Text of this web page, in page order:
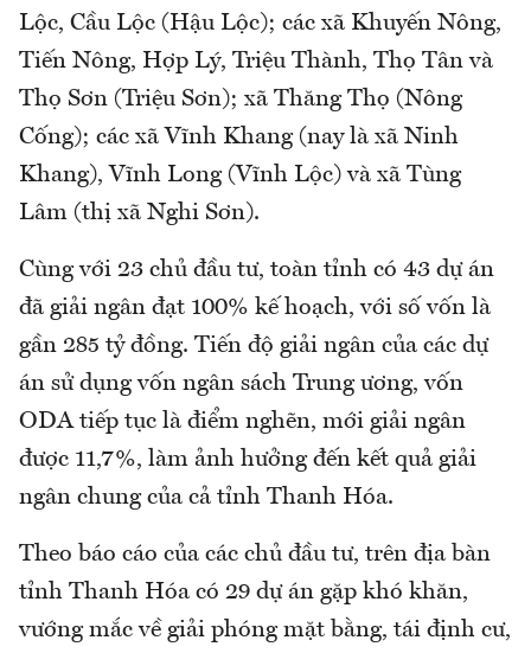
Lộc, Cầu Lộc (Hậu Lộc); các xã Khuyến Nông,
Tiến Nông, Hợp Lý, Triệu Thành, Thọ Tân và
Thọ Sơn (Triệu Sơn); xã Thăng Thọ (Nông
Cống); các xã Vĩnh Khang (nay là xã Ninh
Khang), Vĩnh Long (Vĩnh Lộc) và xã Tùng
Lâm (thị xã Nghi Sơn).
Cùng với 23 chủ đầu tư, toàn tỉnh có 43 dự án
đã giải ngân đạt 100% kế hoạch, với số vốn là
gần 285 tỷ đồng. Tiến độ giải ngân của các dự
án sử dụng vốn ngân sách Trung ương, vốn
ODA tiếp tục là điểm nghẽn, mới giải ngân
được 11,7%, làm ảnh hưởng đến kết quả giải
ngân chung của cả tỉnh Thanh Hóa.
Theo báo cáo của các chủ đầu tư, trên địa bàn
tỉnh Thanh Hóa có 29 dự án gặp khó khăn,
vướng mắc về giải phóng mặt bằng, tái định cư,